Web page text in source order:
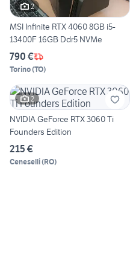
2
MSI Infinite RTX 4060 8GB i5-
13400F 16GB Ddr5 NVMe
790 €
Torino(TO)
2
NVIDIA GeForce RTX 3060 Ti
Founders Edition
215 €
Ceneselli(RO)